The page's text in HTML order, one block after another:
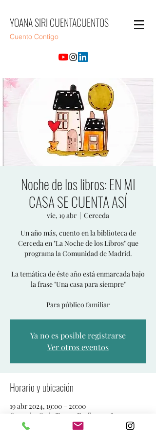
YOANA SIRI CUENTACUENTOS
Cuento Contigo
Noche de los libros: EN MI
CASA SE CUENTA ASÍ
vie, 19 abr
  |
Cerceda
Un año más, cuento en la biblioteca de
Cerceda en "La Noche de los Libros" que
programa la Comunidad de Madrid.
La temática de éste año está enmarcada bajo
la frase "Una casa para siempre"
Para público familiar
Ya no es posible registrarse
Ver otros eventos
Horario y ubicación
19 abr 2024, 19:00 – 20:00
Cerceda, C. de Teresa Fraile, 15, 28412
Cerceda, Madrid, España